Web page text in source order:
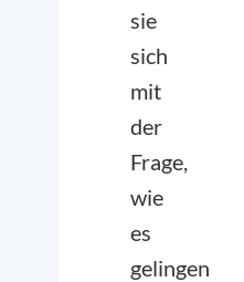
sie
sich
mit
der
Frage,
wie
es
gelingen